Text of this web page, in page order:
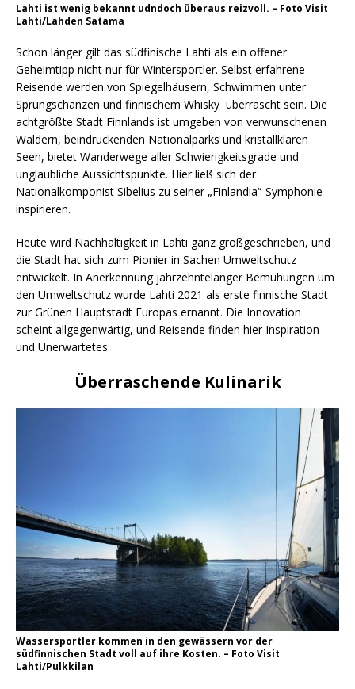
Lahti ist wenig bekannt udndoch überaus reizvoll. – Foto Visit
Lahti/Lahden Satama
Schon länger gilt das südfinische Lahti als ein offener
Geheimtipp nicht nur für Wintersportler. Selbst erfahrene
Reisende werden von Spiegelhäusern, Schwimmen unter
Sprungschanzen und finnischem Whisky überrascht sein. Die
achtgrößte Stadt Finnlands ist umgeben von verwunschenen
Wäldern, beindruckenden Nationalparks und kristallklaren
Seen, bietet Wanderwege aller Schwierigkeitsgrade und
unglaubliche Aussichtspunkte. Hier ließ sich der
Nationalkomponist Sibelius zu seiner „Finlandia“-Symphonie
inspirieren.
Heute wird Nachhaltigkeit in Lahti ganz großgeschrieben, und
die Stadt hat sich zum Pionier in Sachen Umweltschutz
entwickelt. In Anerkennung jahrzehntelanger Bemühungen um
den Umweltschutz wurde Lahti 2021 als erste finnische Stadt
zur Grünen Hauptstadt Europas ernannt. Die Innovation
scheint allgegenwärtig, und Reisende finden hier Inspiration
und Unerwartetes.
Überraschende Kulinarik
Wassersportler kommen in den gewässern vor der
südfinnischen Stadt voll auf ihre Kosten. – Foto Visit
Lahti/Pulkkilan